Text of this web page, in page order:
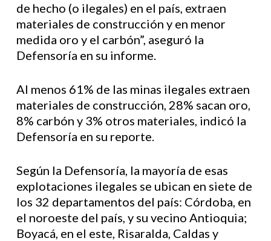
de hecho (o ilegales) en el país, extraen
materiales de construcción y en menor
medida oro y el carbón”, aseguró la
Defensoría en su informe.
Al menos 61% de las minas ilegales extraen
materiales de construcción, 28% sacan oro,
8% carbón y 3% otros materiales, indicó la
Defensoría en su reporte.
Según la Defensoría, la mayoría de esas
explotaciones ilegales se ubican en siete de
los 32 departamentos del país: Córdoba, en
el noroeste del país, y su vecino Antioquia;
Boyacá, en el este, Risaralda, Caldas y